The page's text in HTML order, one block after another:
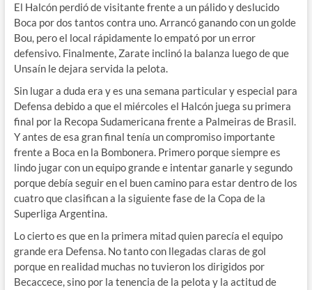
El Halcón perdió de visitante frente a un pálido y deslucido
Boca por dos tantos contra uno. Arrancó ganando con un golde
Bou, pero el local rápidamente lo empató por un error
defensivo. Finalmente, Zarate inclinó la balanza luego de que
Unsaín le dejara servida la pelota.
Sin lugar a duda era y es una semana particular y especial para
Defensa debido a que el miércoles el Halcón juega su primera
final por la Recopa Sudamericana frente a Palmeiras de Brasil.
Y antes de esa gran final tenía un compromiso importante
frente a Boca en la Bombonera. Primero porque siempre es
lindo jugar con un equipo grande e intentar ganarle y segundo
porque debía seguir en el buen camino para estar dentro de los
cuatro que clasifican a la siguiente fase de la Copa de la
Superliga Argentina.
Lo cierto es que en la primera mitad quien parecía el equipo
grande era Defensa. No tanto con llegadas claras de gol
porque en realidad muchas no tuvieron los dirigidos por
Becaccece, sino por la tenencia de la pelota y la actitud de